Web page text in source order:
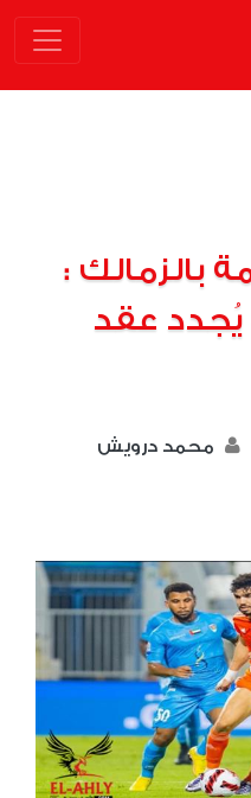
بالزمالك :
يُجدد عقد
محمد درويش